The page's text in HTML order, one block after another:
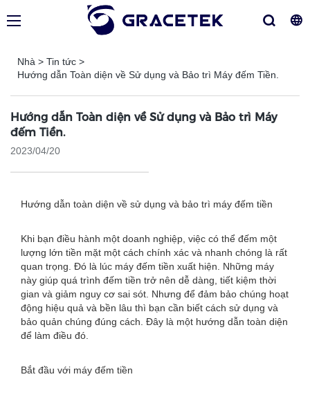
Nhà > Tin tức >
Hướng dẫn Toàn diện về Sử dụng và Bảo trì Máy đếm Tiền.
Hướng dẫn Toàn diện về Sử dụng và Bảo trì Máy
đếm Tiền.
2023/04/20
Hướng dẫn toàn diện về sử dụng và bảo trì máy đếm tiền
Khi bạn điều hành một doanh nghiệp, việc có thể đếm một
lượng lớn tiền mặt một cách chính xác và nhanh chóng là rất
quan trọng. Đó là lúc máy đếm tiền xuất hiện. Những máy
này giúp quá trình đếm tiền trở nên dễ dàng, tiết kiệm thời
gian và giảm nguy cơ sai sót. Nhưng để đảm bảo chúng hoạt
động hiệu quả và bền lâu thì bạn cần biết cách sử dụng và
bảo quản chúng đúng cách. Đây là một hướng dẫn toàn diện
để làm điều đó.
Bắt đầu với máy đếm tiền